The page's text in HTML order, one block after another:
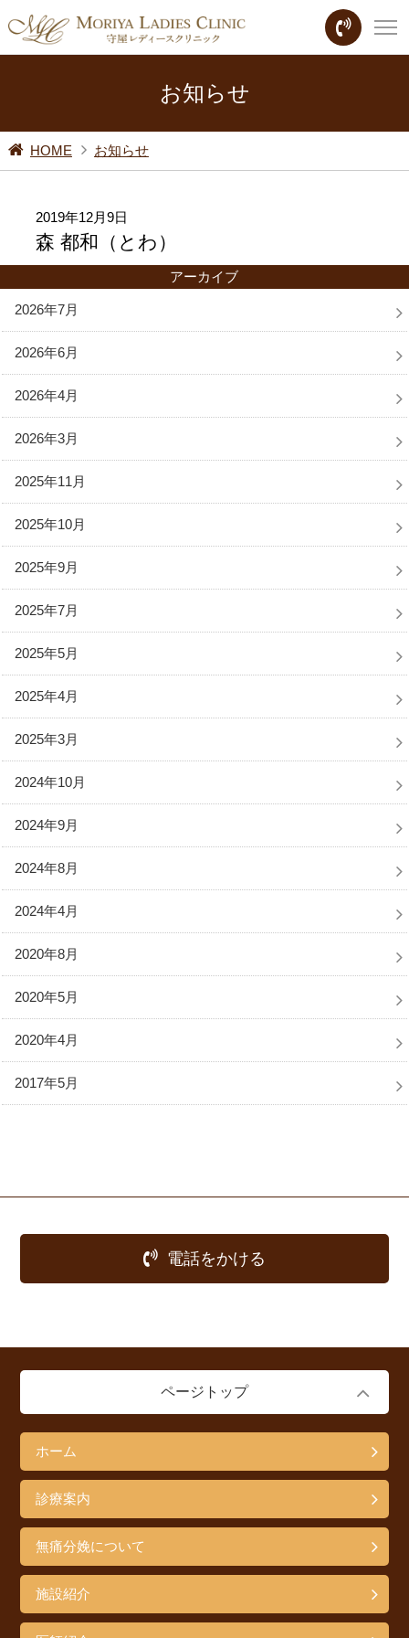
お知らせ
HOME お知らせ
2019年12月9日
森 都和（とわ）
アーカイブ
2026年7月
2026年6月
2026年4月
2026年3月
2025年11月
2025年10月
2025年9月
2025年7月
2025年5月
2025年4月
2025年3月
2024年10月
2024年9月
2024年8月
2024年4月
2020年8月
2020年5月
2020年4月
2017年5月
電話をかける
ページトップ
ホーム
診療案内
無痛分娩について
施設紹介